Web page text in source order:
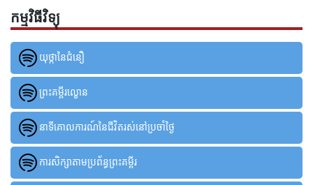
កម្មវិធីវិទ្យុ
យុថ្កានៃជំនឿ
ព្រះគម្ពីរល្ខោន
នាទីគោលការណ៍នៃជីវិតរស់នៅប្រចាំថ្ងៃ
ការសិក្សាតាមប្រព័ន្ធព្រះគម្ពីរ